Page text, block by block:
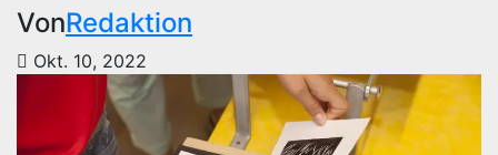
VonRedaktion
Okt. 10, 2022